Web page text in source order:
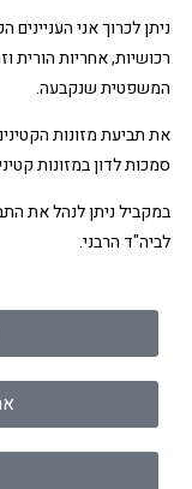
ניתן לכרוך אני העניינים
רכושיות, אחריות הורית
המשפטית שנקבעה.
את תביעת מזונות
סמכות לדון במזונות
במקביל ניתן לנהל את
לביה"ד הרבני.